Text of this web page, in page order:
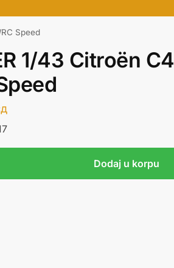
Speed
1/43 Citroën C4
Dodaj u korpu